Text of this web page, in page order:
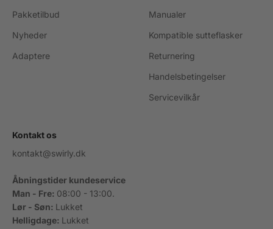
Pakketilbud
Nyheder
Adaptere
Manualer
Kompatible sutteflasker
Returnering
Handelsbetingelser
Servicevilkår
Kontakt os
kontakt@swirly.dk
Åbningstider kundeservice
Man - Fre: 08:00 - 13:00.
Lør - Søn: Lukket
Helligdage: Lukket